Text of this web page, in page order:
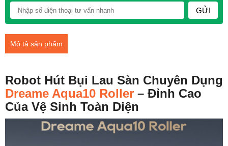
GỬI
Mô tả sản phẩm
Robot Hút Bụi Lau Sàn Chuyên Dụng
Dreame Aqua10 Roller – Đỉnh Cao
Của Vệ Sinh Toàn Diện